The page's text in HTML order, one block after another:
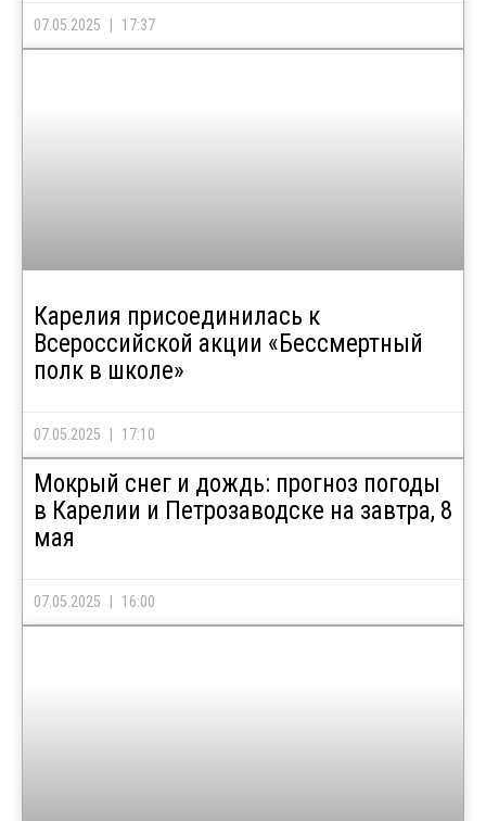
07.05.2025 17:37
Карелия присоединилась к
Всероссийской акции «Бессмертный
полк в школе»
07.05.2025 17:10
Мокрый снег и дождь: прогноз погоды
в Карелии и Петрозаводске на завтра, 8
мая
07.05.2025 16:00